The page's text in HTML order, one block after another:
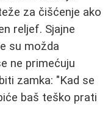
za čišćenje ako
reljef. Sjajne
su možda
ne primećuju
zamka: "Kad se
baš teško prati